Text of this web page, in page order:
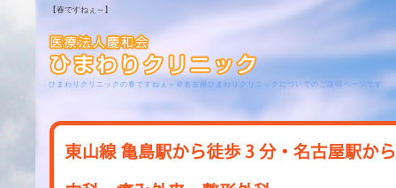
【春ですねぇ～】
ひまわりクリニックの春ですねぇ～＠名古屋ひまわりクリニックについてのご説明ページです